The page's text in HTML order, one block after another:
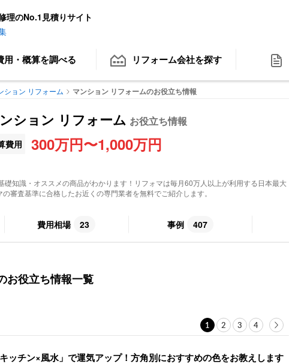
理のNo.1見積りサイト
用・概算を調べる リフォーム会社を探す
ション リフォーム マンション リフォームのお役立ち情報
ション リフォーム お役立ち情報
費用 300万円〜1,000万円
礎知識・オススメの商品がわかります！リフォマは毎月60万人以上が利用する日本最大
審査基準に合格したお近くの専門業者を無料でご紹介します。
費用相場 23 事例 407
お役立ち情報一覧
1 2 3 4
キッチン×風水」で運気アップ！方角別におすすめの色をお教えします